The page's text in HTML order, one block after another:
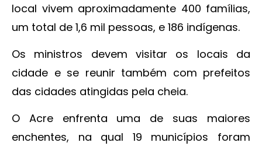
local vivem aproximadamente 400 famílias,
um total de 1,6 mil pessoas, e 186 indígenas.
Os ministros devem visitar os locais da
cidade e se reunir também com prefeitos
das cidades atingidas pela cheia.
O Acre enfrenta uma de suas maiores
enchentes, na qual 19 municípios foram